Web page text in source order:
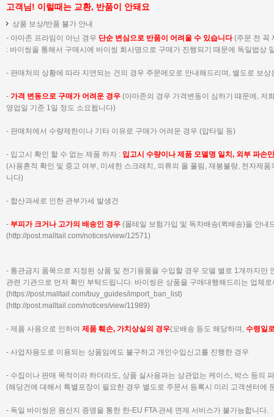
고객님! 이럴때는 교환, 반품이 안돼요
상품 보상/반품 불가 안내
- 아마존 프라임이 아닌 경우 단순 변심으로 반품이 어려울 수 있습니다(주문 전 꼭
: 바이씽을 통해서 구매시에 바이씽 회사명으로 구매가 진행되기 때문에 독일법
- 판매처의 상황에 따라 지연되는 건의 경우 주문메모로 안내해드리며, 별도로 보상
- 가격 변동으로 구매가 어려운 경우 (아마존의 경우 가격변동이 심하기 때문에, 저
영업일 기준 1일 정도 소요됩니다)
- 판매처에서 수량제한이나 기타 이유로 구매가 어려운 경우 (압타밀 등)
- 입고시 확인 할 수 없는 제품 하자 : 입고시 수량이나 제품 모델명 일치, 외부 파손만
(사용흔적 확인 및 중고 여부, 미세한 스크래치, 의류의 올 풀림, 재봉불량, 전자제
니다)
- 합산과세로 인한 관부가세 발생건
- 부피가 크거나 고가의 배송인 경우 (몰테일 보험가입 및 독차배송(퀵배송)을 안
(http://post.malltail.com/notices/view/12571)
- 통관금지 품목으로 지정된 상품 및 전기용품을 수입할 경우 모델 별로 1개까지
관련 기관으로 먼저 확인 부탁드립니다. 바이씽은 상품을 구매대행해드리는 업체
(https://post.malltail.com/buy_guides/import_ban_list)
(http://post.malltail.com/notices/view/11989)
- 제품 사용으로 인하여 제품 훼손, 가치상실의 경우(오배송 등도 해당하며, 수령일
- 사업자용도로 이용되는 상품임에도 불구하고 개인수입신고를 진행한 경우
- 수집이나 판매 목적이라 하더라도, 상품 실사용과는 상관없는 케이스, 박스 등의
(해당건에 대해서 특별포장이 필요한 경우 별도로 주문서 등록시 미리 고객센터에
- 독일 바이씽은 원산지 증명을 통한 한-EU FTA 관세 면제 서비스가 불가능합니다.